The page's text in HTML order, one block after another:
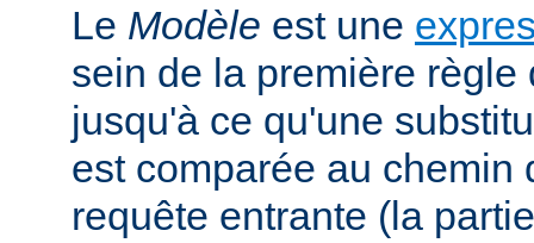
Le Modèle est une
sein de la première règle
jusqu'à ce qu'une
est comparée au chemin
requête entrante (la